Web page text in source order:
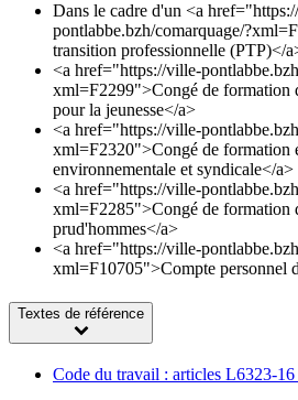
Dans le cadre d'un <a
pontlabbe.bzh/comarquage/
transition professionnelle (PTP)</
<a href="https://ville-
xml=F2299">Congé de formation
pour la jeunesse</a>
<a href="https://ville-
xml=F2320">Congé de formation
environnementale et syndicale</a>
<a href="https://ville-
xml=F2285">Congé de formation
prud'hommes</a>
<a href="https://ville-
xml=F10705">Compte personnel
Textes de référence
Code du travail : articles L6323-